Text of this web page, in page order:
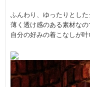
ふんわり、ゆったりとした
薄く透け感のある素材な
自分の好みの着こなしが叶